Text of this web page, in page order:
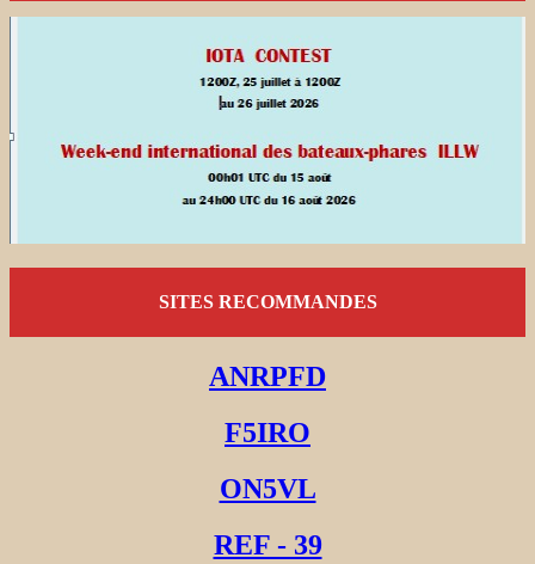
SITES RECOMMANDES
ANRPFD
F5IRO
ON5VL
REF - 39